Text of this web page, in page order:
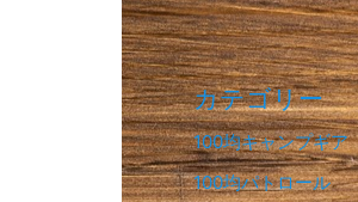
カテゴリー
100均キャンプギア
100均パトロール